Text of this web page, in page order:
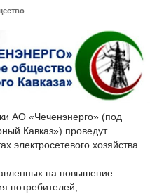
АО «Чеченэнерго» (под
Кавказ») проведут
электросетевого хозяйства.
на повышение
потребителей,